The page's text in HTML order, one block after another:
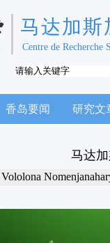
马达加斯
Centre de Recherche
香岛要闻 研究文
马达
Vololona